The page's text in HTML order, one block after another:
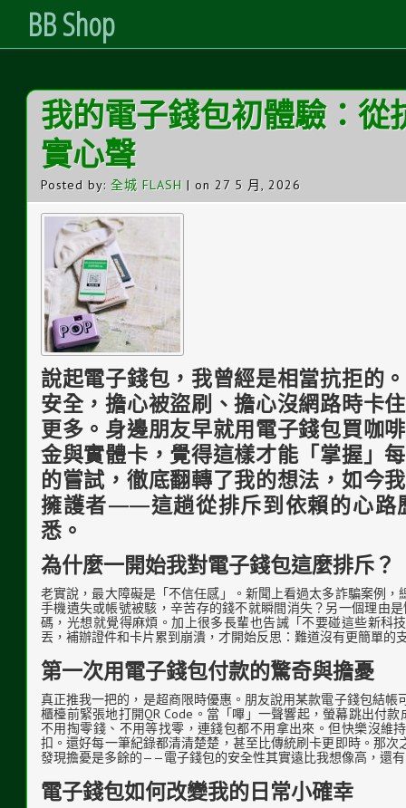
BB Shop
我的電子錢包初體驗：從
實心聲
Posted by: 全城 FLASH | on 27 5 月, 2026
說起電子錢包，我曾經是相當抗拒的
安全，擔心被盜刷、擔心沒網路時卡
更多。身邊朋友早就用電子錢包買咖
金與實體卡，覺得這樣才能「掌握」
的嘗試，徹底翻轉了我的想法，如今
擁護者——這趟從排斥到依賴的心路
悉。
為什麼一開始我對電子錢包這麼排斥？
老實說，最大障礙是「不信任感」。新聞上看過太多詐騙案例，
手機遺失或帳號被駭，辛苦存的錢不就瞬間消失？另一個理由
碼，光想就覺得麻煩。加上很多長輩也告誡「不要碰這些新科
丟，補辦證件和卡片累到崩潰，才開始反思：難道沒有更簡單的
第一次用電子錢包付款的驚奇與擔憂
真正推我一把的，是超商限時優惠。朋友說用某款電子錢包結
櫃檯前緊張地打開QR Code。當「嗶」一聲響起，螢幕跳出付
不用掏零錢、不用等找零，連錢包都不用拿出來。但快樂沒維
扣。還好每一筆紀錄都清清楚楚，甚至比傳統刷卡更即時。那
發現擔憂是多餘的——電子錢包的安全性其實遠比我想像高，還
電子錢包如何改變我的日常小確幸